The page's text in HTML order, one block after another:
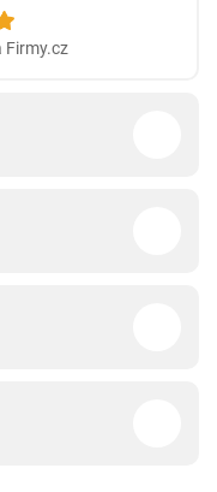
Firmy.cz